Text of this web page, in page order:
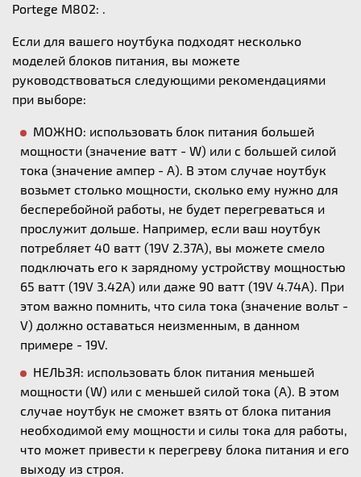
Portege M802: .
Если для вашего ноутбука подходят несколько
моделей блоков питания, вы можете
руководствоваться следующими рекомендациями
при выборе:
МОЖНО: использовать блок питания большей
мощности (значение ватт - W) или с большей силой
тока (значение ампер - А). В этом случае ноутбук
возьмет столько мощности, сколько ему нужно для
бесперебойной работы, не будет перегреваться и
прослужит дольше. Например, если ваш ноутбук
потребляет 40 ватт (19V 2.37A), вы можете смело
подключать его к зарядному устройству мощностью
65 ватт (19V 3.42A) или даже 90 ватт (19V 4.74A). При
этом важно помнить, что сила тока (значение вольт -
V) должно оставаться неизменным, в данном
примере - 19V.
НЕЛЬЗЯ: использовать блок питания меньшей
мощности (W) или с меньшей силой тока (А). В этом
случае ноутбук не сможет взять от блока питания
необходимой ему мощности и силы тока для работы,
что может привести к перегреву блока питания и его
выходу из строя.